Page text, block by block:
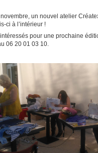
un nouvel atelier
ci à l’intérieur !
pour une prochaine
06 20 01 03 10.